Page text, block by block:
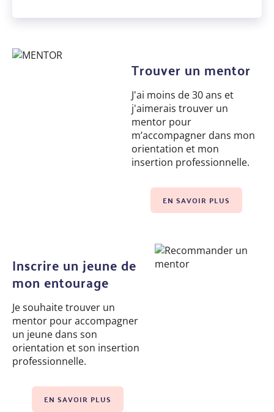
Trouver un mentor
J'ai moins de 30 ans et
j'aimerais trouver un
mentor pour
m’accompagner dans mon
orientation et mon
insertion professionnelle.
EN SAVOIR PLUS
Inscrire un jeune de
mon entourage
Je souhaite trouver un
mentor pour accompagner
un jeune dans son
orientation et son insertion
professionnelle.
EN SAVOIR PLUS